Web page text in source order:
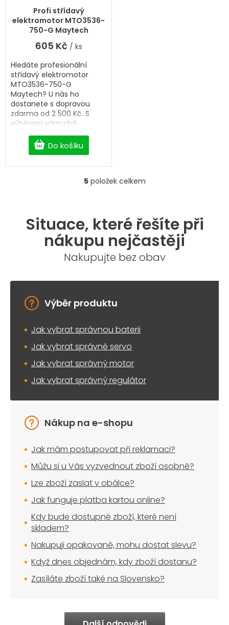
Profi střídavý
elektromotor MTO3536-
750-G Maytech
hodnocení
produktu
hvězdiček.
605 Kč / ks
Do košíku
Hledáte profesionální
střídavý elektromotor
MTO3536-750-G
Maytech? U nás ho
dostanete s dopravou
zdarma od 2 500 Kč. S
výběrem vám rádi
O
d
a
c
í
p
v
y
p
s
u
5položek celkem
Situace, které řešíte při
nákupu nejčastěji
Nakupujte bez obav
Výběr produktu
Jak vybrat správnou baterii
Jak vybrat správné servo
Jak vybrat správný motor
Jak vybrat správný regulátor
Nákup na e-shopu
Jak mám postupovat při reklamaci?
Můžu si u Vás vyzvednout zboží osobně?
Lze zboží zaslat v obálce?
Jak funguje platba kartou online?
Kdy bude dostupné zboží, které není
skladem?
Nakupuji opakovaně, mohu dostat slevu?
Když dnes objednám, kdy zboží dostanu?
Zasíláte zboží také na Slovensko?